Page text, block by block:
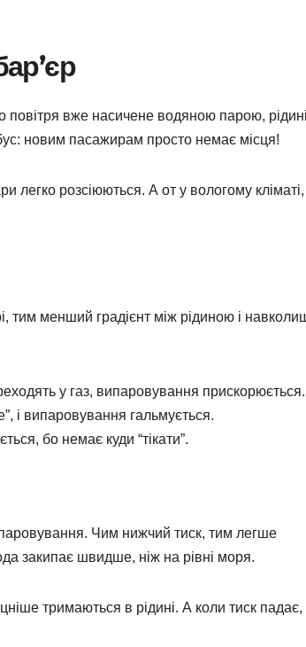
повітря вже насичене водяною парою,
новим пасажирам просто немає місця!
розсіюються. А от у вологому кліматі,
тим менший градієнт між рідиною і
у газ, випаровування прискорюється.
і випаровування гальмується.
бо немає куди “тікати”.
Чим нижчий тиск, тим легше
закипає швидше, ніж на рівні моря.
тримаються в рідині. А коли тиск